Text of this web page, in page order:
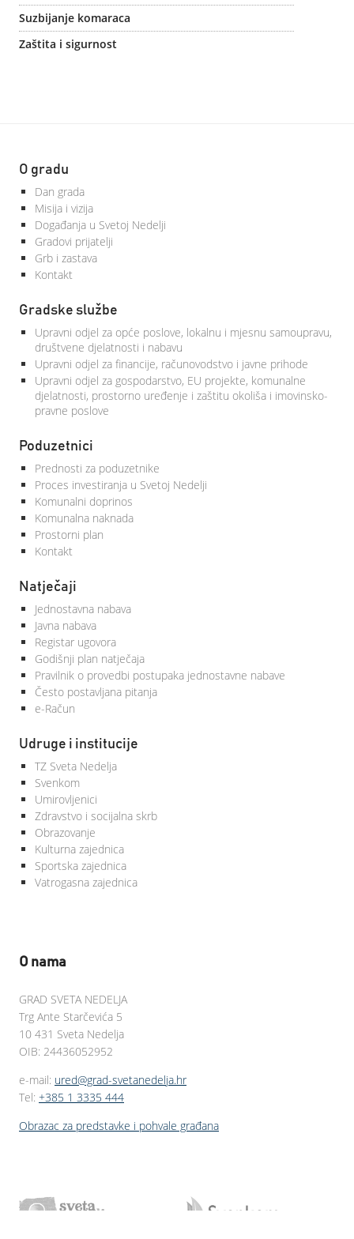
Suzbijanje komaraca
Zaštita i sigurnost
O gradu
Dan grada
Misija i vizija
Događanja u Svetoj Nedelji
Gradovi prijatelji
Grb i zastava
Kontakt
Gradske službe
Upravni odjel za opće poslove, lokalnu i mjesnu samoupravu,
društvene djelatnosti i nabavu
Upravni odjel za financije, računovodstvo i javne prihode
Upravni odjel za gospodarstvo, EU projekte, komunalne
djelatnosti, prostorno uređenje i zaštitu okoliša i imovinsko-
pravne poslove
Poduzetnici
Prednosti za poduzetnike
Proces investiranja u Svetoj Nedelji
Komunalni doprinos
Komunalna naknada
Prostorni plan
Kontakt
Natječaji
Jednostavna nabava
Javna nabava
Registar ugovora
Godišnji plan natječaja
Pravilnik o provedbi postupaka jednostavne nabave
Često postavljana pitanja
e-Račun
Udruge i institucije
TZ Sveta Nedelja
Svenkom
Umirovljenici
Zdravstvo i socijalna skrb
Obrazovanje
Kulturna zajednica
Sportska zajednica
Vatrogasna zajednica
O nama
GRAD SVETA NEDELJA
Trg Ante Starčevića 5
10 431 Sveta Nedelja
OIB: 24436052952
e-mail: ured@grad-svetanedelja.hr
Tel: +385 1 3335 444
Obrazac za predstavke i pohvale građana